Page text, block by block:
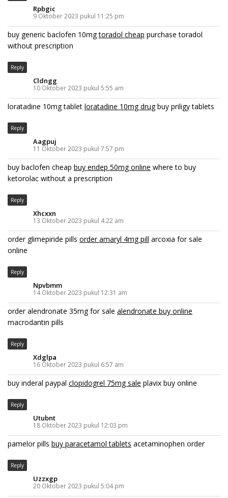
Rpbgic
9 Oktober 2023 pukul 11:25 pm
buy generic baclofen 10mgtoradol cheap purchase toradol
without prescription
Reply
Cldngg
10 Oktober 2023 pukul 5:55 am
loratadine 10mg tablet loratadine 10mg drugbuy priligy tablets
Reply
Aagpuj
11 Oktober 2023 pukul 7:57 pm
buy baclofen cheap buy endep 50mg online where to buy
ketorolac without a prescription
Reply
Xhcxxn
13 Oktober 2023 pukul 4:22 am
order glimepiride pills order amaryl 4mg pill arcoxia for sale
online
Reply
Npvbmm
14 Oktober 2023 pukul 12:31 am
order alendronate 35mg for sale alendronate buy online
macrodantin pills
Reply
Xdglpa
16 Oktober 2023 pukul 6:57 am
buy inderal paypal clopidogrel 75mg sale plavix buy online
Reply
Utubnt
18 Oktober 2023 pukul 12:03 pm
pamelor pills buy paracetamol tablets acetaminophen order
Reply
Uzzxgp
20 Oktober 2023 pukul 5:04 pm